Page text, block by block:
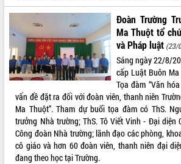
HỆ THỐNG VĂN BẢN
VĂN BẢN HĐND TỈNH
ĐIỂM TIN VĂN BẢN
Đoàn Trường
Ma Thuột tổ
và Pháp luật (23/
Sáng ngày 22/8/
cấp Luật Buôn
Tọa đàm “Văn
vấn đề đặt ra đối với đoàn viên, thanh niên
Ma Thuột”. Tham dự buổi tọa đàm có ThS.
trưởng Nhà trường; ThS. Tô Viết Vinh - Đại diện
Công đoàn Nhà trường; lãnh đạo các phòng,
cô giáo và hơn 60 đoàn viên, thanh niên đại
đang theo học tại Trường.